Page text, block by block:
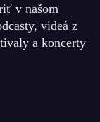
v našom
videá z
a koncerty